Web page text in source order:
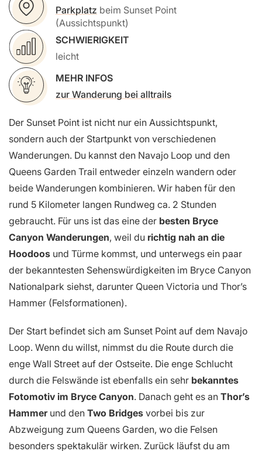
Parkplatz beim Sunset Point
(Aussichtspunkt)
SCHWIERIGKEIT
leicht
MEHR INFOS
zur Wanderung bei alltrails
Der Sunset Point ist nicht nur ein Aussichtspunkt,
sondern auch der Startpunkt von verschiedenen
Wanderungen. Du kannst den Navajo Loop und den
Queens Garden Trail entweder einzeln wandern oder
beide Wanderungen kombinieren. Wir haben für den
rund 5 Kilometer langen Rundweg ca. 2 Stunden
gebraucht. Für uns ist das eine der besten Bryce
Canyon Wanderungen, weil du richtig nah an die
Hoodoos und Türme kommst, und unterwegs ein paar
der bekanntesten Sehenswürdigkeiten im Bryce Canyon
Nationalpark siehst, darunter Queen Victoria und Thor’s
Hammer (Felsformationen).
Der Start befindet sich am Sunset Point auf dem Navajo
Loop. Wenn du willst, nimmst du die Route durch die
enge Wall Street auf der Ostseite. Die enge Schlucht
durch die Felswände ist ebenfalls ein sehr bekanntes
Fotomotiv im Bryce Canyon. Danach geht es an Thor’s
Hammerund den Two Bridges vorbei bis zur
Abzweigung zum Queens Garden, wo die Felsen
besonders spektakulär wirken. Zurück läufst du am